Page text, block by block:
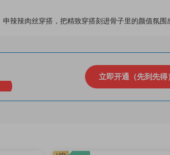
申辣辣肉丝穿搭，把精致穿搭刻进骨子里的颜值氛围
立即开通（先到先得）